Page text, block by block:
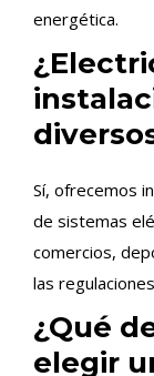
energética.
Sí, ofrecemos
de sistemas
comercios,
las
¿Qué
elegir